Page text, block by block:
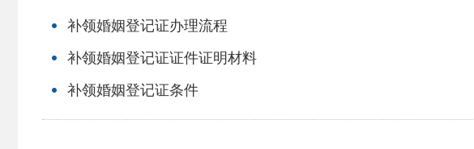
补领婚姻登记证办理流程
补领婚姻登记证证件证明材料
补领婚姻登记证条件